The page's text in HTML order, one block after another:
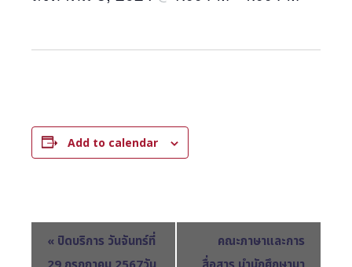
Add to calendar
« ปิดบริการ วันจันทร์ที่
คณะภาษาและการ